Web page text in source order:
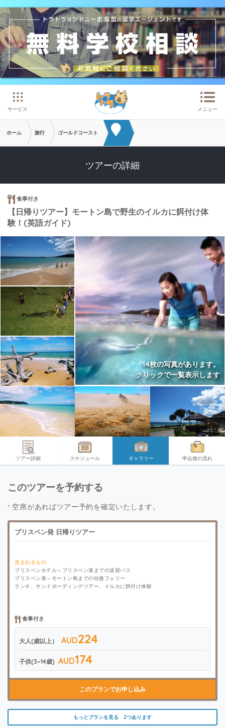
メインコンテンツへスキップ
サービス メニュー
ホーム 旅行 ゴールドコースト
ツアーの詳細
食事付き
【日帰りツアー】モートン島で野生のイルカに餌付け体
験！(英語ガイド)
14枚の写真があります。
クリックで一覧表示します
ツアー詳細 スケジュール ギャラリー 申込後の流れ
このツアーを予約する
* 空席があればツアー予約を確定いたします。
ブリスベン発 日帰りツアー
含まれるもの
ブリスベンホテル⇔ブリスベン港までの送迎バス
ブリスベン港⇔モートン島までの往復フェリー
ランチ、サンドボーディングツアー、イルカに餌付け体験
食事付き
大人(歳以上） AUD224
子供(3~14歳) AUD174
このプランでお申し込み
もっとプランを見る 2つあります